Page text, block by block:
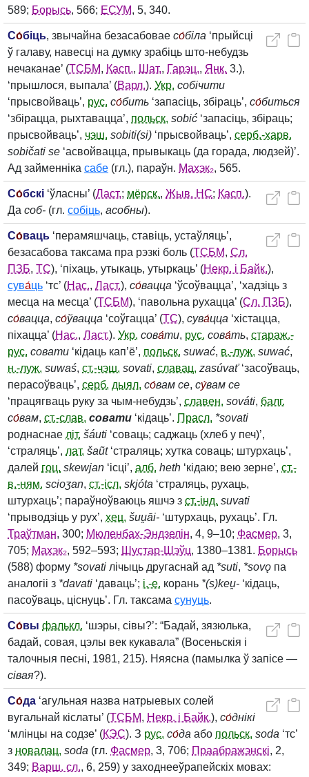
589; Борысь, 566; ЕСУМ, 5, 340.
Со́біць, звычайна безасабовае со́біла ‘прыйсці
ў галаву, навесці на думку зрабіць што-небудзь
нечаканае’ (ТСБМ, Касп., Шат., Гарэц., Янк. 3.),
‘прышлося, выпала’ (Варл.). Укр. собічити
‘прысвойваць’, рус. со́бить ‘запасіць, збіраць’, со́биться
‘збірацца, рыхтавацца’, польск. sobić ‘запасіць, збіраць;
прысвойваць’, чэш. sobiti(si) ‘прысвойваць’, серб.-харв.
sobičati se ‘асвойвацца, прывыкаць (да горада, людзей)’.
Ад займенніка сабе (гл.), параўн. Махэк₂, 565.
Со́бскі ‘ўласны’ (Ласт.; мёрск., Жыв. НС; Касп.).
Да соб‑ (гл. собіць, асобны).
Со́ваць ‘перамяшчаць, ставіць, устаўляць’,
безасабова таксама пра рэзкі боль (ТСБМ, Сл.
ПЗБ, ТС), ‘піхаць, утыкаць, утыркаць’ (Некр. і Байк.),
сува́ць ‘тс’ (Нас., Ласт.), со́вацца ‘ўсоўвацца’, ‘хадзіць з
месца на месца’ (ТСБМ), ‘павольна рухацца’ (Сл. ПЗБ),
со́вацца, со́ўвацца ‘соўгацца’ (ТС), сува́цца ‘хістацца,
піхацца’ (Нас., Ласт.). Укр. сова́ти, рус. сова́ть, стараж.-
рус. совати ‘кідаць кап’ё’, польск. suwać, в.-луж. suwać,
н.-луж. suwaś, ст.-чэш. sovati, славац. zasúvať‘засоўваць,
перасоўваць’, серб. дыял. со́вам се, су́вам се
‘працягваць руку за чым-небудзь’, славен. sováti, балг.
со́вам, ст.-слав. совати ‘кідаць’. Прасл. *sovati
роднаснае літ. šáuti ‘соваць; саджаць (хлеб у печ)’,
‘страляць’, лат. šaũt‘страляць; хутка соваць; штурхаць’,
далей гоц. skewjan ‘ісці’, алб. heth ‘кідаю; вею зерне’, ст.-
в.-ням. scioʒan, ст.-ісл. skjóta ‘страляць, рухаць,
штурхаць’; параўноўваюць яшчэ з ст.-інд. suvati
‘прыводзіць у рух’, хец. šuu̯āi‑ ‘штурхаць, рухаць’. Гл.
Траўтман, 300; Мюленбах-Эндзелін, 4, 9–10; Фасмер, 3,
705; Махэк₂, 592–593; Шустар-Шэўц, 1380–1381. Борысь
(588) форму *sovati лічыць другаснай ад *suti, *sovǫ па
аналогіі з *davati ‘даваць’; і.-е. корань *(s)keu̯‑ ‘кідаць,
пасоўваць, ціснуць’. Гл. таксама сунуць.
Со́вы фалькл. ‘шэры, сівы?’: “Бадай, зязюлька,
бадай, совая, цэлы век кукавала” (Восеньскія і
талочныя песні, 1981, 215). Няясна (памылка ў запісе —
сівая?).
Со́да ‘агульная назва натрыевых солей
вугальнай кіслаты’ (ТСБМ, Некр. і Байк.), со́днікі
‘млінцы на содзе’ (КЭС). З рус. со́да або польск. soda ‘тс’
з новалац. soda (гл. Фасмер, 3, 706; Праабражэнскі, 2,
349; Варш. сл., 6, 259) у заходнееўрапейскіх мовах: